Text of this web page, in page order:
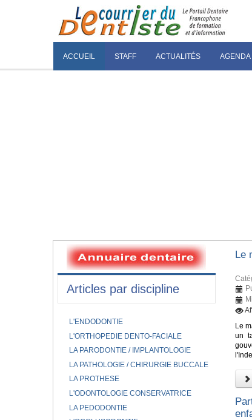
ACCUEIL STAFF ACTUALITÉS AGENDA
Le
Le
un
Articles par discipline
L'ENDODONTIE
L'ORTHOPEDIE DENTO-FACIALE
LA PARODONTIE / IMPLANTOLOGIE
LA PATHOLOGIE / CHIRURGIE BUCCALE
LA PROTHESE
L'ODONTOLOGIE CONSERVATRICE
LA PEDODONTIE